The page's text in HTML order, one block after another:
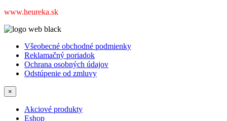
www.heureka.sk
Všeobecné obchodné podmienky
Reklamačný poriadok
Ochrana osobných údajov
Odstúpenie od zmluvy
×
Akciové produkty
Eshop